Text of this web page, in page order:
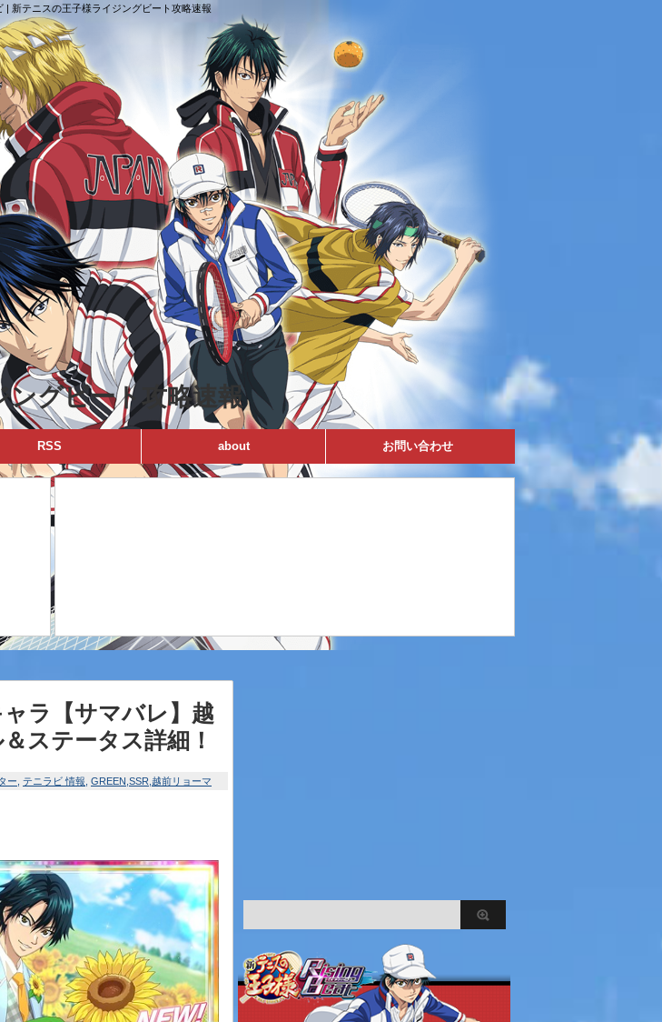
| 新テニスの王子様ライジングビート攻略速報
グビート攻略速報
RSS about お問い合わせ
ャラ【サマバレ】越
ステータス詳細！
ー テニラビ 情報 GREEN SSR 越前リョーマ